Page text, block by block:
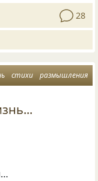
28
стихи размышления